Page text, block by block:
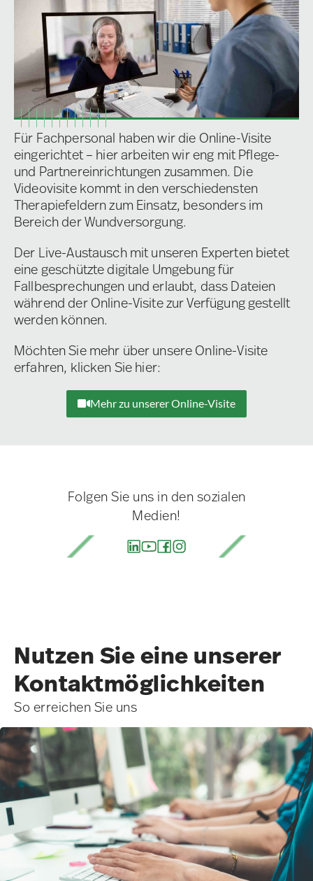
Für Fachpersonal haben wir die Online-Visite
eingerichtet – hier arbeiten wir eng mit Pflege-
und Partnereinrichtungen zusammen. Die
Videovisite kommt in den verschiedensten
Therapiefeldern zum Einsatz, besonders im
Bereich der Wundversorgung.
Der Live-Austausch mit unseren Experten bietet
eine geschützte digitale Umgebung für
Fallbesprechungen und erlaubt, dass Dateien
während der Online-Visite zur Verfügung gestellt
werden können.
Möchten Sie mehr über unsere Online-Visite
erfahren, klicken Sie hier:
Mehr zu unserer Online-Visite
Folgen Sie uns in den sozialen
Medien!
Nutzen Sie eine unserer
Kontakt­möglichkeiten
So erreichen Sie uns